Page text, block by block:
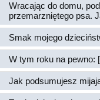
Wracając do domu,
przemarzniętego psa.
Smak mojego
W tym roku na pewno:
Jak podsumujesz